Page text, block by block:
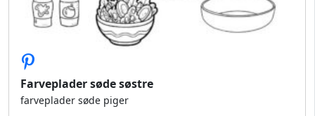
Farveplader søde søstre
farveplader søde piger